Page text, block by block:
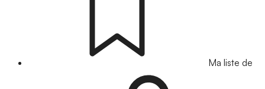
Ma liste de